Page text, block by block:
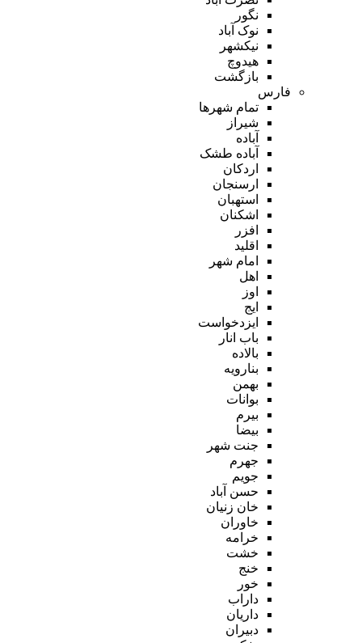
نگور
نوک آباد
نیکشهر
هیدوچ
بازگشت
فارس
تمام شهر‌ها
شیراز
آباده
آباده طشک
اردکان
ارسنجان
استهبان
اشکنان
افزر
اقلید
امام شهر
اهل
اوز
ایج
ایزدخواست
باب انار
بالاده
بنارویه
بهمن
بوانات
بیرم
بیضا
جنت شهر
جهرم
جویم
حسن آباد
خان زنیان
خاوران
خرامه
خشت
خنج
خور
داراب
داریان
دبیران